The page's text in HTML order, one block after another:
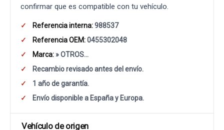
confirmar que es compatible con tu vehículo.
Referencia interna:988537
Referencia OEM:0455302048
Marca:» OTROS...
Recambio revisado antes del envío.
1 año de garantía.
Envío disponible a España y Europa.
Vehículo de origen